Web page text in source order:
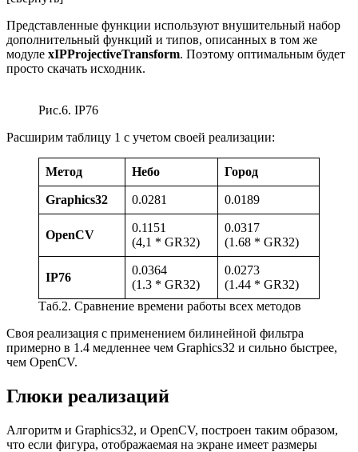
Представленные функции используют внушительный набор
дополнительный функций и типов, описанных в том же
модуле xIPProjectiveTransform. Поэтому оптимальным будет
просто скачать исходник.
Рис.6. IP76
Расширим таблицу 1 с учетом своей реализации:
Метод Небо Город
Graphics32 0.0281 0.0189
OpenCV
0.1151
(4,1 * GR32)
0.0317
(1.68 * GR32)
IP76
0.0364
(1.3 * GR32)
0.0273
(1.44 * GR32)
Таб.2. Сравнение времени работы всех методов
Своя реализация с применением билинейной фильтра
примерно в 1.4 медленнее чем Graphics32 и сильно быстрее,
чем OpenCV.
Глюки реализаций
Алгоритм и Graphics32, и OpenCV, построен таким образом,
что если фигура, отображаемая на экране имеет размеры